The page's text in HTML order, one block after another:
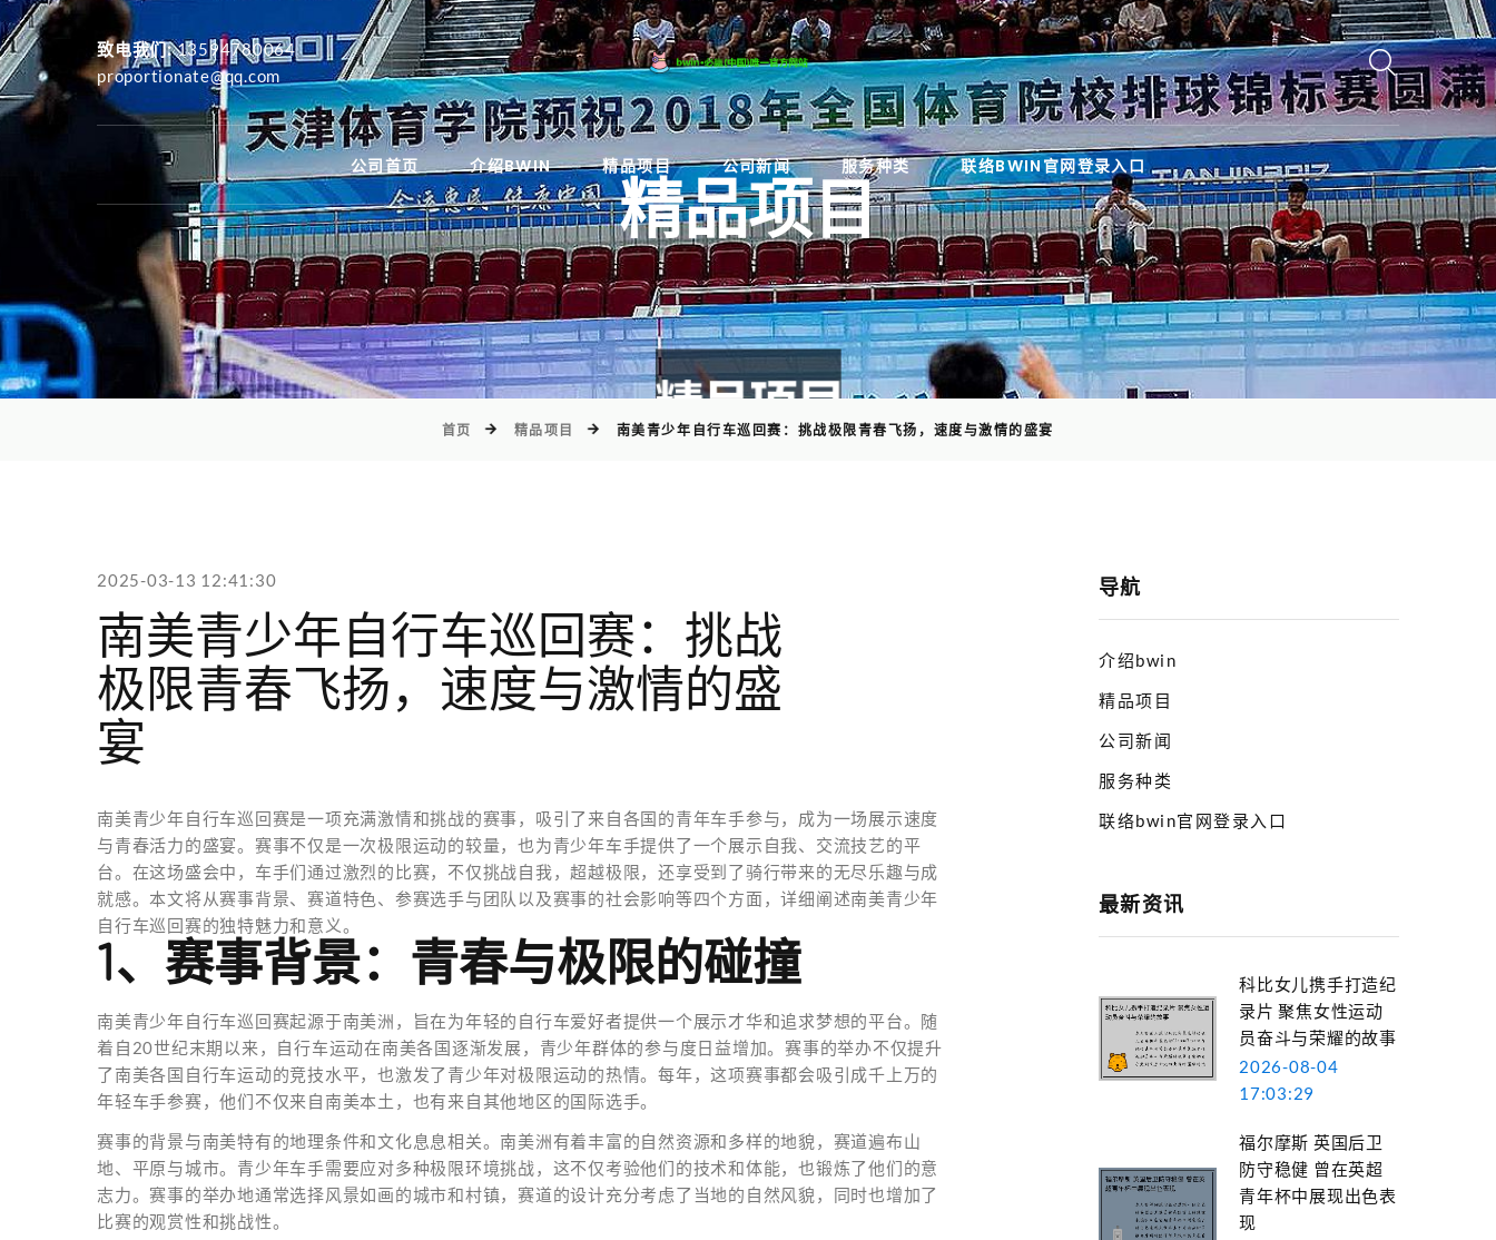
致电我们: 13594780064
proportionate@qq.com
公司首页 介绍BWIN 精品项目 公司新闻 服务种类 联络BWIN官网登录入口
)
精品项目
首页 精品项目 南美青少年自行车巡回赛：挑战极限青春飞扬，速度与激情的盛宴
2025-03-13 12:41:30
南美青少年自行车巡回赛：挑战
极限青春飞扬，速度与激情的盛
宴
南美青少年自行车巡回赛是一项充满激情和挑战的赛事，吸引了来自各国的青年车手参与，成为一场展示速度
与青春活力的盛宴。赛事不仅是一次极限运动的较量，也为青少年车手提供了一个展示自我、交流技艺的平
台。在这场盛会中，车手们通过激烈的比赛，不仅挑战自我，超越极限，还享受到了骑行带来的无尽乐趣与成
就感。本文将从赛事背景、赛道特色、参赛选手与团队以及赛事的社会影响等四个方面，详细阐述南美青少年
自行车巡回赛的独特魅力和意义。
1、赛事背景：青春与极限的碰撞
南美青少年自行车巡回赛起源于南美洲，旨在为年轻的自行车爱好者提供一个展示才华和追求梦想的平台。随
着自20世纪末期以来，自行车运动在南美各国逐渐发展，青少年群体的参与度日益增加。赛事的举办不仅提升
了南美各国自行车运动的竞技水平，也激发了青少年对极限运动的热情。每年，这项赛事都会吸引成千上万的
年轻车手参赛，他们不仅来自南美本土，也有来自其他地区的国际选手。
赛事的背景与南美特有的地理条件和文化息息相关。南美洲有着丰富的自然资源和多样的地貌，赛道遍布山
地、平原与城市。青少年车手需要应对多种极限环境挑战，这不仅考验他们的技术和体能，也锻炼了他们的意
志力。赛事的举办地通常选择风景如画的城市和村镇，赛道的设计充分考虑了当地的自然风貌，同时也增加了
比赛的观赏性和挑战性。
导航
介绍bwin
精品项目
公司新闻
服务种类
联络bwin官网登录入口
最新资讯
科比女儿携手打造纪
录片 聚焦女性运动
员奋斗与荣耀的故事
2026-08-04
17:03:29
福尔摩斯 英国后卫
防守稳健 曾在英超
青年杯中展现出色表
现